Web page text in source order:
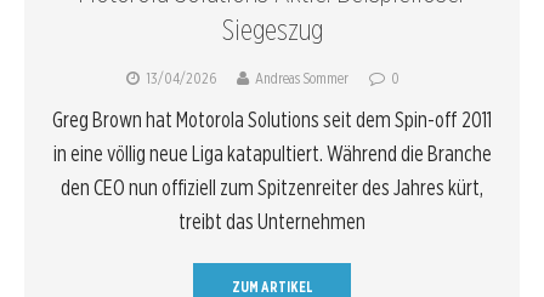
Siegeszug
13/04/2026 Andreas Sommer 0
Greg Brown hat Motorola Solutions seit dem Spin-off 2011
in eine völlig neue Liga katapultiert. Während die Branche
den CEO nun offiziell zum Spitzenreiter des Jahres kürt,
treibt das Unternehmen
ZUM ARTIKEL